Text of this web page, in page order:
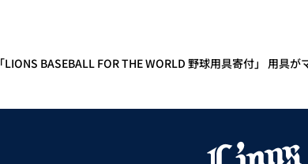
「LIONS BASEBALL FOR THE WORLD 野球用具寄付」 用具が